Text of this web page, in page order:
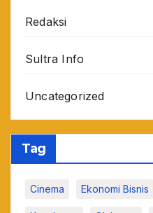
Redaksi
Sultra Info
Uncategorized
Tag
Cinema Ekonomi Bisnis